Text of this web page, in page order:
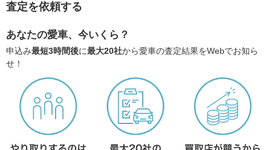
査定を依頼する
あなたの愛車、今いくら？
申込み最短3時間後に最大20社から愛車の査定結果をWebでお知ら
せ！